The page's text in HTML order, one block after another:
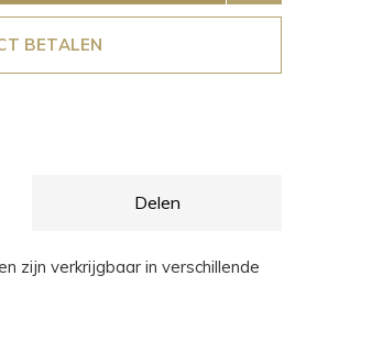
BETALEN
Delen
zijn verkrijgbaar in verschillende